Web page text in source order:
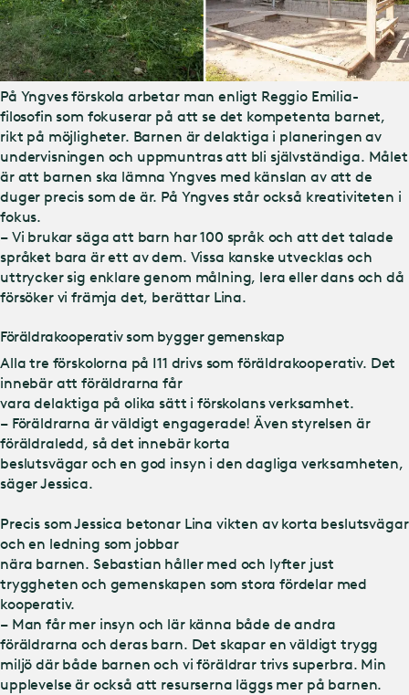
På Yngves förskola arbetar man enligt Reggio Emilia-
filosofin som fokuserar på att se det kompetenta barnet,
rikt på möjligheter. Barnen är delaktiga i planeringen av
undervisningen och uppmuntras att bli självständiga. Målet
är att barnen ska lämna Yngves med känslan av att de
duger precis som de är. På Yngves står också kreativiteten i
fokus.
– Vi brukar säga att barn har 100 språk och att det talade
språket bara är ett av dem. Vissa kanske utvecklas och
uttrycker sig enklare genom målning, lera eller dans och då
försöker vi främja det, berättar Lina.
Föräldrakooperativ som bygger gemenskap
Alla tre förskolorna på I11 drivs som föräldrakooperativ. Det
innebär att föräldrarna får
vara delaktiga på olika sätt i förskolans verksamhet.
– Föräldrarna är väldigt engagerade! Även styrelsen är
föräldraledd, så det innebär korta
beslutsvägar och en god insyn i den dagliga verksamheten,
säger Jessica.
Precis som Jessica betonar Lina vikten av korta beslutsvägar
och en ledning som jobbar
nära barnen. Sebastian håller med och lyfter just
tryggheten och gemenskapen som stora fördelar med
kooperativ.
– Man får mer insyn och lär känna både de andra
föräldrarna och deras barn. Det skapar en väldigt trygg
miljö där både barnen och vi föräldrar trivs superbra. Min
upplevelse är också att resurserna läggs mer på barnen.